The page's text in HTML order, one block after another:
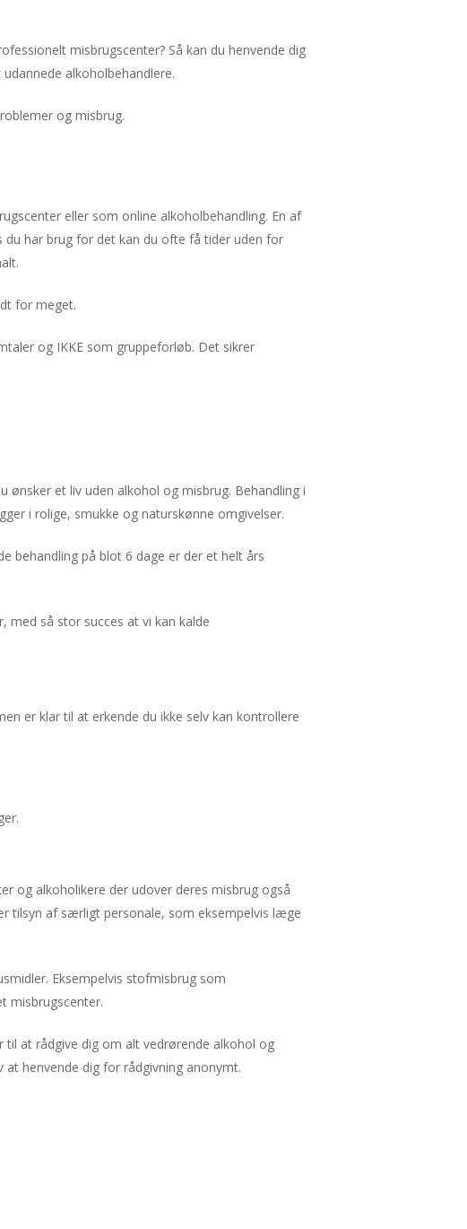
misbrugscenter? Så kan du henvende dig
alkoholbehandlere.
og misbrug.
eller som online alkoholbehandling. En af
har brug for det kan du ofte få tider uden for
for meget.
og IKKE som gruppeforløb. Det sikrer
ønsker et liv uden alkohol og misbrug. Behandling i
i rolige, smukke og naturskønne omgivelser.
behandling på blot 6 dage er der et helt års
med så stor succes at vi kan kalde
er klar til at erkende du ikke selv kan kontrollere
og alkoholikere der udover deres misbrug også
tilsyn af særligt personale, som eksempelvis læge
Eksempelvis stofmisbrug som
misbrugscenter.
til at rådgive dig om alt vedrørende alkohol og
henvende dig for rådgivning anonymt.